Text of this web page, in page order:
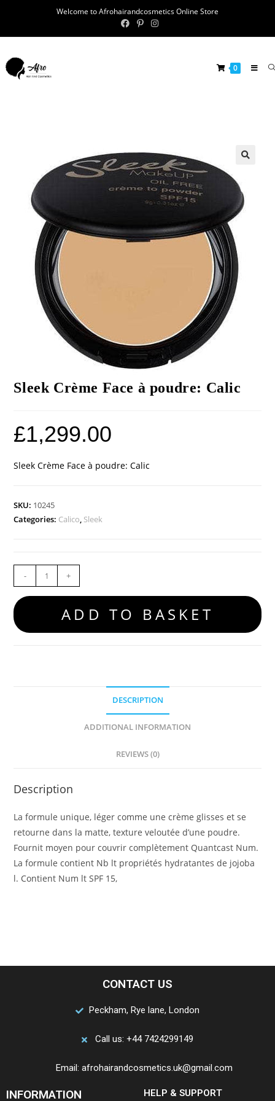
Welcome to Afrohairandcosmetics Online Store
0
Sleek Crème Face à poudre: Calic
£1,299.00
Sleek Crème Face à poudre: Calic
SKU: 10245
Categories: Calico, Sleek
- +
ADD TO BASKET
DESCRIPTION
ADDITIONAL INFORMATION
REVIEWS (0)
Description
La formule unique, léger comme une crème glisses et se
retourne dans la matte, texture veloutée d’une poudre.
Fournit moyen pour couvrir complètement Quantcast Num.
La formule contient Nb lt propriétés hydratantes de jojoba
l. Contient Num lt SPF 15,
CONTACT US
Peckham, Rye lane, London
Call us: +44 7424299149
Email: afrohairandcosmetics.uk@gmail.com
INFORMATION HELP & SUPPORT